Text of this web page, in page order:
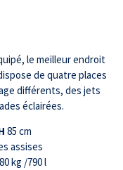
le meilleur endroit
de quatre places
différents, des jets
éclairées.
85 cm
assises
kg /790 l